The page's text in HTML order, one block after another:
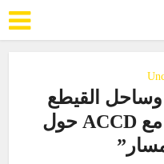
وساحل القيطع
ناقش مذكرة تفاهم مع ACCD حول